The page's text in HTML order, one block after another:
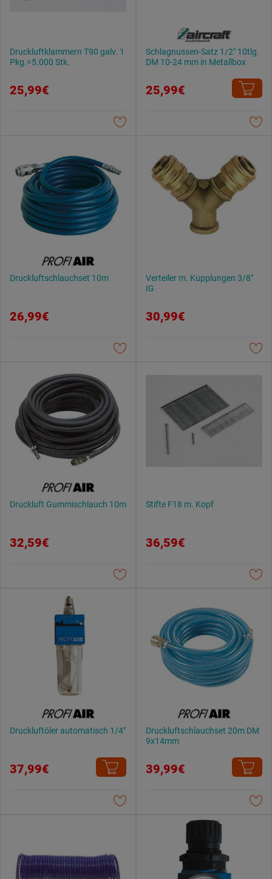
Druckluftklammern T90 galv. 1
Pkg.=5.000 Stk.
25,99€
Schlagnussen-Satz 1/2" 10tlg.
DM 10-24 mm in Metallbox
25,99€
Druckluftschlauchset 10m
26,99€
Verteiler m. Kupplungen 3/8"
IG
30,99€
Druckluft Gummischlauch 10m
32,59€
Stifte F18 m. Kopf
36,59€
Druckluftöler automatisch 1/4"
37,99€
Druckluftschlauchset 20m DM
9x14mm
39,99€